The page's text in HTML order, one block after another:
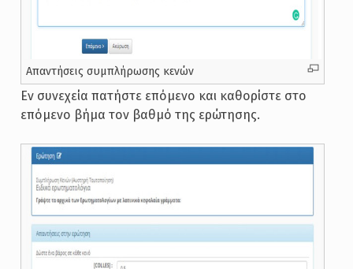
Απαντήσεις συμπλήρωσης κενών
Εν συνεχεία πατήστε επόμενο και καθορίστε στο
επόμενο βήμα τον βαθμό της ερώτησης.